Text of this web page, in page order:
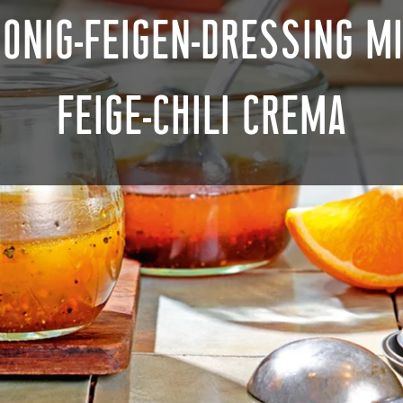
FEIGEN-DRESSING
FEIGE-CHILI CREMA